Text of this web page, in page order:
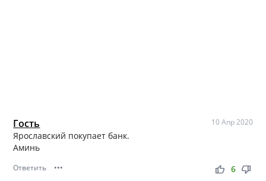
Гость 10 Апр 2020
Ярославский покупает банк.
Аминь
Ответить ••• thumb_up thumb_down
6